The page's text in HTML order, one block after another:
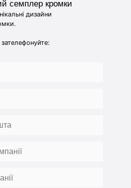
семплер кромки
дизайни